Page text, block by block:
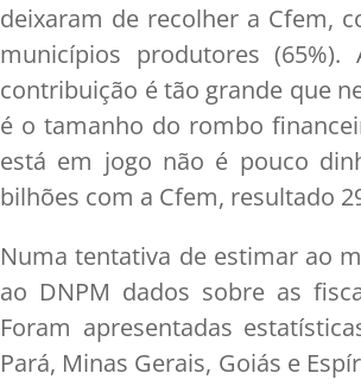
deixaram de recolher a Cfem,
municípios produtores
contribuição é tão grande que
é o tamanho do rombo
está em jogo não é pouco
bilhões com a Cfem, resultado
Numa tentativa de estimar ao
ao DNPM dados sobre as
Foram apresentadas
Pará, Minas Gerais, Goiás e